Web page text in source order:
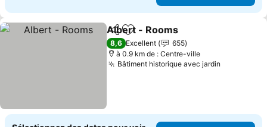
PartagerAjouter à mes favoris
Albert - Rooms
8,6 Excellent
655
à 0.9 km de : Centre-ville
Bâtiment historique avec jardin